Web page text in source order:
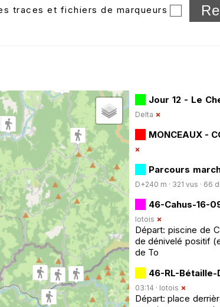
Dossier
et
traces et fichiers de marqueurs
Jour 12 - Le
Delta
MONCEAUX -
Parcours
D+240 m · 321 vus · 66 dl
46-Cahus-16-
lotois
Départ: piscine de
de dénivelé positif
de To
46-RL-
03:14 · lotois
Départ: place